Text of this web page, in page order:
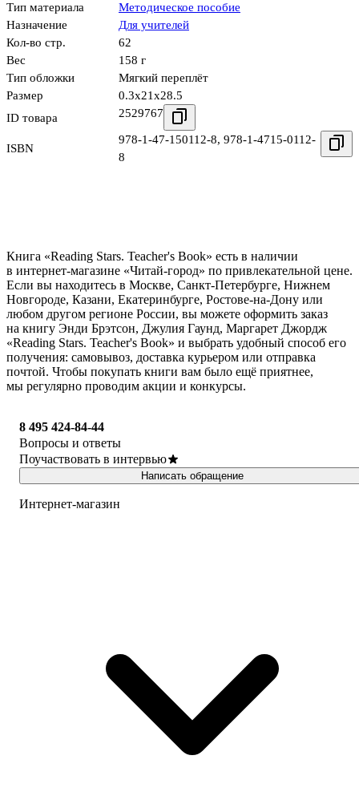
Тип материала
Методическое пособие
Назначение
Для учителей
Кол-во стр.
62
Вес
158 г
Тип обложки
Мягкий переплёт
Размер
0.3x21x28.5
ID товара
2529767
ISBN
978-1-47-150112-8, 978-1-4715-0112-
8
Книга «Reading Stars. Teacher's Book» есть в наличии
в интернет-магазине «Читай-город» по привлекательной цене.
Если вы находитесь в Москве, Санкт-Петербурге, Нижнем
Новгороде, Казани, Екатеринбурге, Ростове-на-Дону или
любом другом регионе России, вы можете оформить заказ
на книгу Энди Брэтсон, Джулия Гаунд, Маргарет Джордж
«Reading Stars. Teacher's Book» и выбрать удобный способ его
получения: самовывоз, доставка курьером или отправка
почтой. Чтобы покупать книги вам было ещё приятнее,
мы регулярно проводим акции и конкурсы.
8 495 424-84-44
Вопросы и ответы
Поучаствовать в интервью
Написать обращение
Интернет-магазин